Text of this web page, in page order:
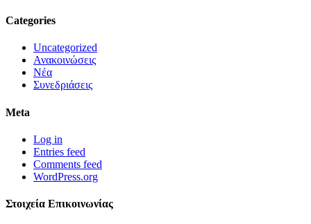
Categories
Uncategorized
Ανακοινώσεις
Νέα
Συνεδριάσεις
Meta
Log in
Entries feed
Comments feed
WordPress.org
Στοιχεία Επικοινωνίας